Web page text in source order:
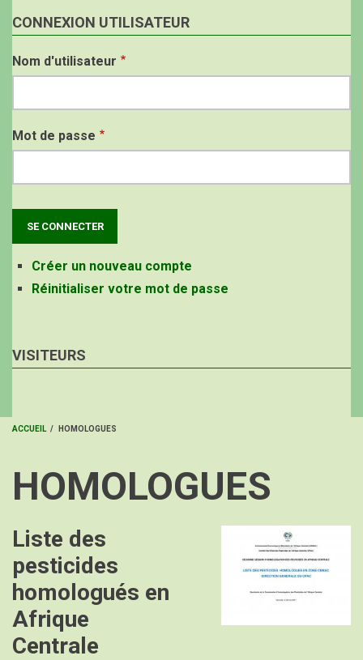
CONNEXION UTILISATEUR
Nom d'utilisateur
Mot de passe
Créer un nouveau compte
Réinitialiser votre mot de passe
VISITEURS
D'ARIANE
ACCUEIL / HOMOLOGUES
HOMOLOGUES
Liste des
pesticides
homologués en
Afrique
Centrale